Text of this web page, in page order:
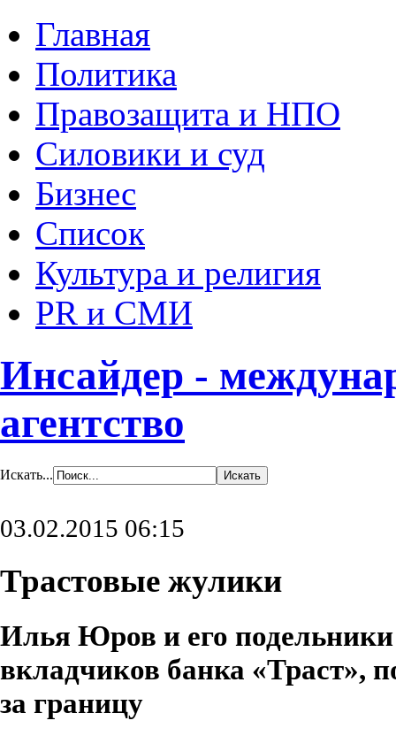
Главная
Политика
Правозащита и НПО
Силовики и суд
Бизнес
Список
Культура и религия
PR и СМИ
Инсайдер -
агентство
Искать...
03.02.2015 06:15
Трастовые жулики
Илья Юров и его
вкладчиков банка «Траст»,
за границу